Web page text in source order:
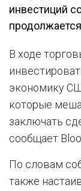
инвестиций
продолжается
В ходе
экономику
которые
заключать
сообщает
По словам
также